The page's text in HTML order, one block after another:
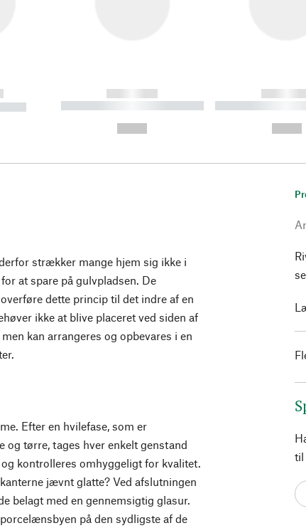
------------
----------- ----------- ----------
-----------
strækker mange hjem sig ikke i
at spare på gulvpladsen. De
dette princip til det indre af en
ikke at blive placeret ved siden af
kan arrangeres og opbevares i en
Efter en hvilefase, som er
og tørre, tages hver enkelt genstand
kontrolleres omhyggeligt for kvalitet.
jævnt glatte? Ved afslutningen
belagt med en gennemsigtig glasur.
på den sydligste af de
til